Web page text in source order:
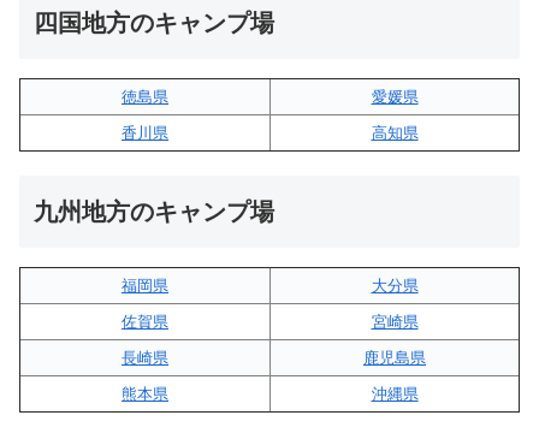
四国地方のキャンプ場
徳島県
愛媛県
香川県
高知県
九州地方のキャンプ場
福岡県
大分県
佐賀県
宮崎県
長崎県
鹿児島県
熊本県
沖縄県